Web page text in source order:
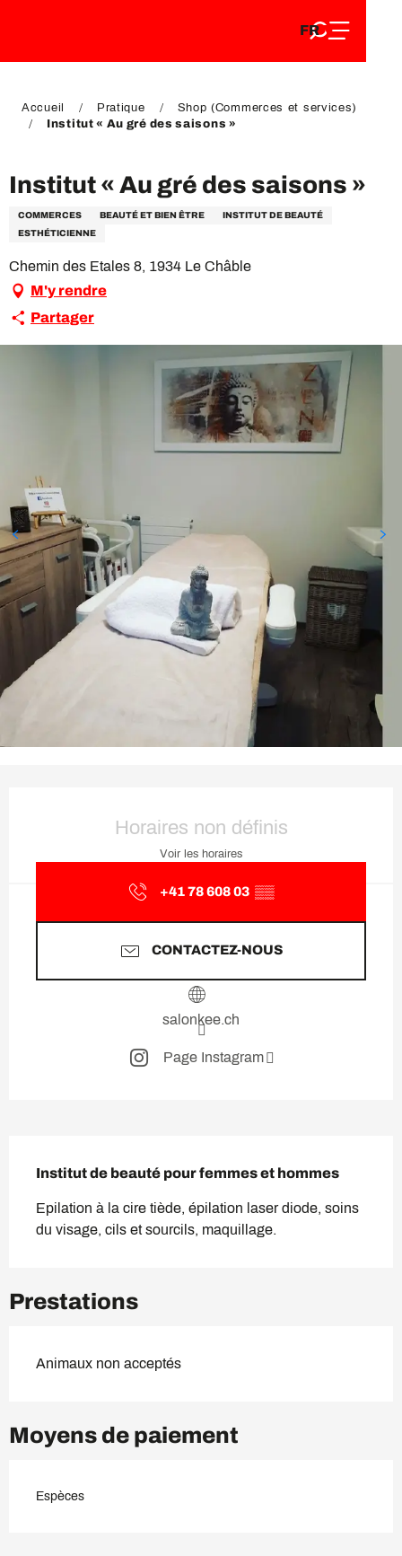
DE
FR
EN
Accueil Pratique
Shop (Commerces et services)
Institut « Au gré des saisons »
Institut « Au gré des saisons »
COMMERCES BEAUTÉ ET BIEN ÊTRE
INSTITUT DE BEAUTÉ
ESTHÉTICIENNE
Chemin des Etales 8, 1934 Le Châble
M'y rendre
Partager
Horaires non définis
Voir les horaires
+41 78 608 03 ▒▒
CONTACTEZ-NOUS
salonkee.ch
Page Instagram
Institut de beauté pour femmes et hommes
Epilation à la cire tiède, épilation laser diode, soins
du visage, cils et sourcils, maquillage.
Prestations
Animaux non acceptés
Moyens de paiement
Espèces